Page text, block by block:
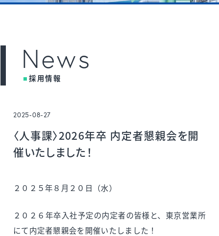
News
採用情報
2025-08-27
〈人事課〉2026年卒 内定者懇親会を開
催いたしました！
２０２５年８月２０日（水）
２０２６年卒入社予定の内定者の皆様と、東京営業所
にて内定者懇親会を開催いたしました！